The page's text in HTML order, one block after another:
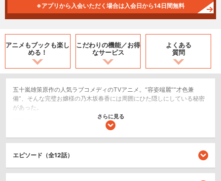
※アプリから入会いただく場合は入会日から14日間無料
アニメもブックも楽し
める！
こだわりの機能／お得
なサービス
よくある
質問
五十嵐雄策原作の人気ラブコメディのTVアニメ。“容姿端麗”“才色兼
備”、そんな完璧お嬢様の乃木坂春香には周囲にひた隠しにしている秘密
があった。
乃木坂春香の秘密 ぴゅあれっ
さらに見る
エピソード（全12話）